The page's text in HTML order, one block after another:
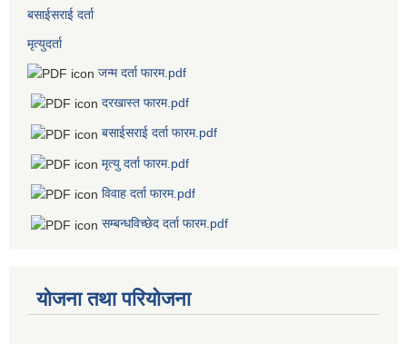
बसाईसराई दर्ता
मृत्युदर्ता
जन्म दर्ता फारम.pdf
दरखास्त फारम.pdf
बसाईसराई दर्ता फारम.pdf
मृत्यु दर्ता फारम.pdf
विवाह दर्ता फारम.pdf
सम्बन्धविच्छेद दर्ता फारम.pdf
योजना तथा परियोजना